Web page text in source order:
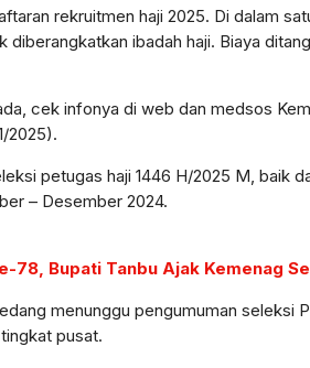
rekruitmen haji 2025. Di dalam
diberangkatkan ibadah haji. Biaya
cek infonya di web dan medsos
2025).
petugas haji 1446 H/2025 M, baik
– Desember 2024.
78, Bupati Tanbu Ajak Kemenag
menunggu pengumuman seleksi
pusat.